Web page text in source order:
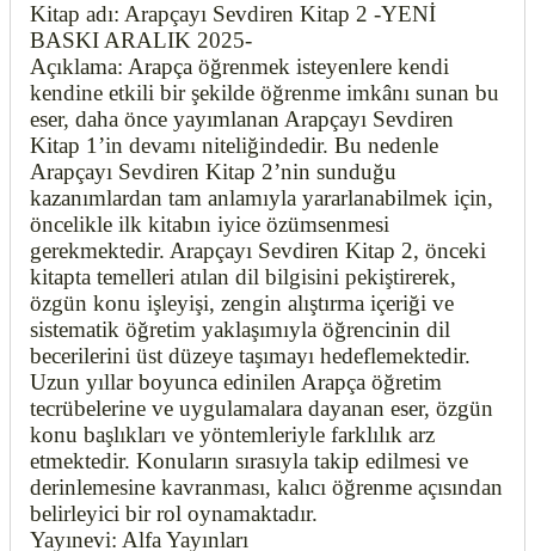
Kitap adı: Arapçayı Sevdiren Kitap 2 -YENİ
BASKI ARALIK 2025-
Açıklama: Arapça öğrenmek isteyenlere kendi
kendine etkili bir şekilde öğrenme imkânı sunan bu
eser, daha önce yayımlanan Arapçayı Sevdiren
Kitap 1’in devamı niteliğindedir. Bu nedenle
Arapçayı Sevdiren Kitap 2’nin sunduğu
kazanımlardan tam anlamıyla yararlanabilmek için,
öncelikle ilk kitabın iyice özümsenmesi
gerekmektedir. Arapçayı Sevdiren Kitap 2, önceki
kitapta temelleri atılan dil bilgisini pekiştirerek,
özgün konu işleyişi, zengin alıştırma içeriği ve
sistematik öğretim yaklaşımıyla öğrencinin dil
becerilerini üst düzeye taşımayı hedeflemektedir.
Uzun yıllar boyunca edinilen Arapça öğretim
tecrübelerine ve uygulamalara dayanan eser, özgün
konu başlıkları ve yöntemleriyle farklılık arz
etmektedir. Konuların sırasıyla takip edilmesi ve
derinlemesine kavranması, kalıcı öğrenme açısından
belirleyici bir rol oynamaktadır.
Yayınevi: Alfa Yayınları